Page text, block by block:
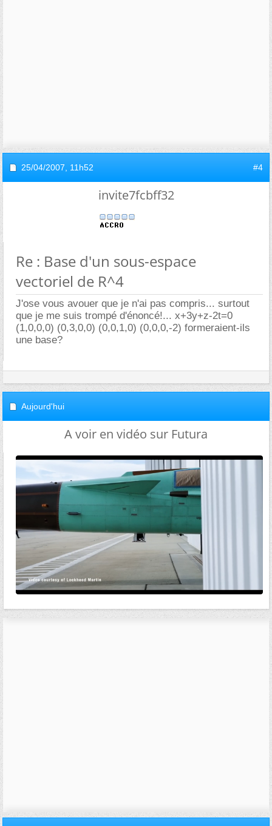
25/04/2007, 11h52 #4
invite7fcbff32
Re : Base d'un sous-espace
vectoriel de R^4
J'ose vous avouer que je n'ai pas compris... surtout
que je me suis trompé d'énoncé!... x+3y+z-2t=0
(1,0,0,0) (0,3,0,0) (0,0,1,0) (0,0,0,-2) formeraient-ils
une base?
Aujourd'hui
A voir en vidéo sur Futura